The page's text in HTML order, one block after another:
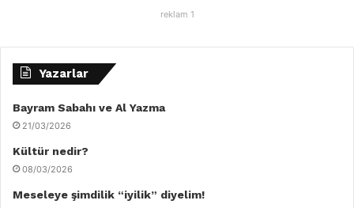
reklam 1
Yazarlar
Bayram Sabahı ve Al Yazma
21/03/2026
Kültür nedir?
08/03/2026
Meseleye şimdilik “iyilik” diyelim!